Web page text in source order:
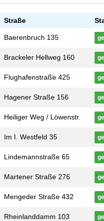
Straße
Baerenbruch 135
Brackeler Hellweg 160
Flughafenstraße 425
Hagener Straße 156
Heiliger Weg / Löwenstr.
Im I. Westfeld 35
Lindemannstraße 65
Martener Straße 276
Mengeder Straße 432
Rheinlanddamm 103